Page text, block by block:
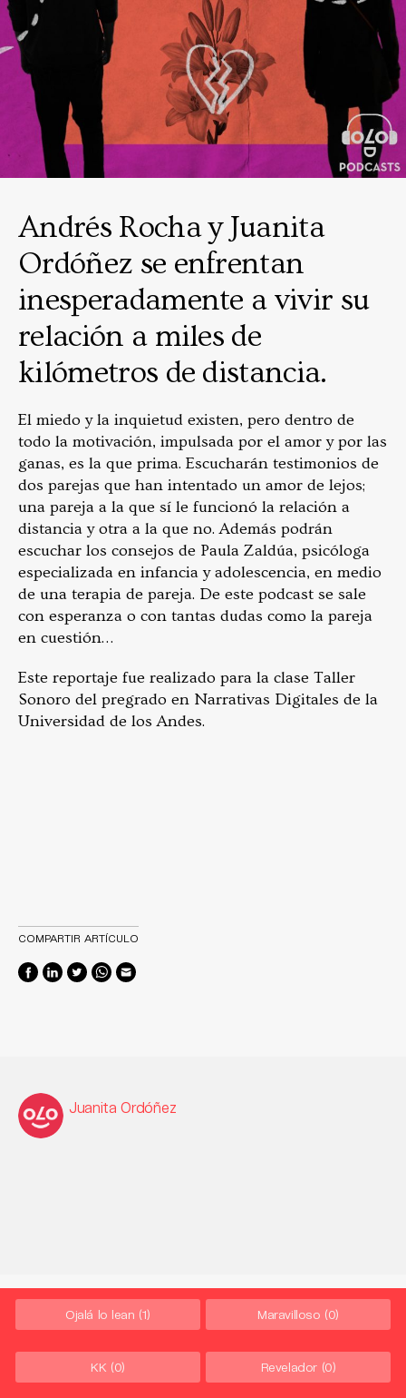
Andrés Rocha y Juanita
Ordóñez se enfrentan
inesperadamente a vivir su
relación a miles de
kilómetros de distancia.
El miedo y la inquietud existen, pero dentro de
todo la motivación, impulsada por el amor y por las
ganas, es la que prima. Escucharán testimonios de
dos parejas que han intentado un amor de lejos;
una pareja a la que sí le funcionó la relación a
distancia y otra a la que no. Además podrán
escuchar los consejos de Paula Zaldúa, psicóloga
especializada en infancia y adolescencia, en medio
de una terapia de pareja. De este podcast se sale
con esperanza o con tantas dudas como la pareja
en cuestión…
Este reportaje fue realizado para la clase Taller
Sonoro del pregrado en Narrativas Digitales de la
Universidad de los Andes.
COMPARTIR ARTÍCULO
Juanita Ordóñez
Ojalá lo lean (1) Maravilloso (0)
KK (0) Revelador (0)